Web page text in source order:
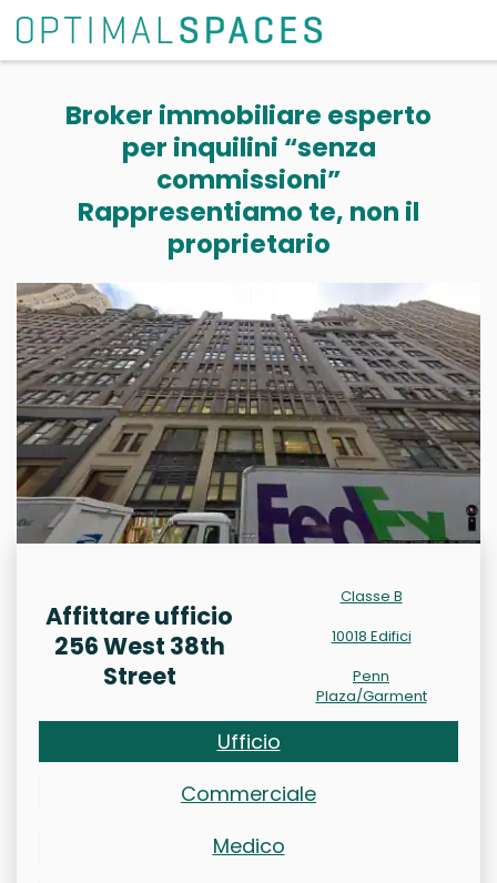
Broker immobiliare esperto
per inquilini “senza
commissioni”
Rappresentiamo te, non il
proprietario
Affittare ufficio
256 West 38th
Street
Classe B
10018 Edifici
Penn
Plaza/Garment
Ufficio
Commerciale
Medico